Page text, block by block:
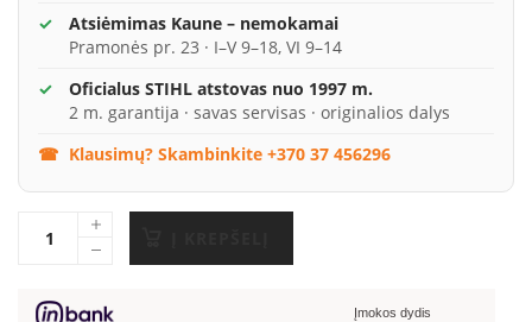
Atsiėmimas Kaune – nemokamai
Pramonės pr. 23 · I–V 9–18, VI 9–14
Oficialus STIHL atstovas nuo 1997 m.
2 m. garantija · savas servisas · originalios dalys
Klausimų? Skambinkite +370 37 456296
Įmokos dydis